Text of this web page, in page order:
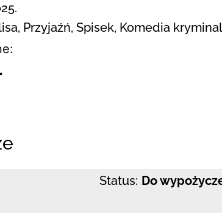
Przyjaźń, Spisek, Komedia
Status: Do